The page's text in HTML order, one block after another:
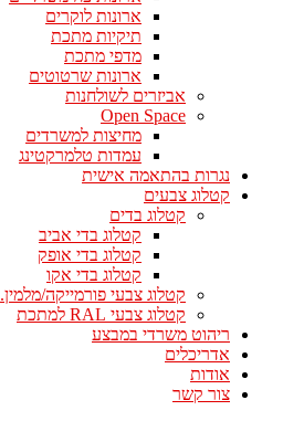
ארונות לוקרים
תיקיות מתכת
מדפי מתכת
ארונות שרטוטים
אביזרים לשולחנות
Open Space
מחיצות למשרדים
עמדות טלמרקטינג
נגרות בהתאמה אישית
קטלוג צבעים
קטלוג בדים
קטלוג בדי אביב
קטלוג בדי אופק
קטלוג בדי אקו
קטלוג צבעי פורמייקה/מלמין.
קטלוג צבעי RAL למתכת
ריהוט משרדי במבצע
אדריכלים
אודות
צור קשר